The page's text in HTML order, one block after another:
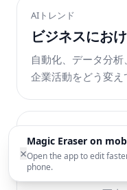
×
Magic Eraser on
Open the app to edit
phone.
AIトレンド
ビジネスにお
自動化、データ分
企業活動をどう変え
Magic Eraser
消す方法